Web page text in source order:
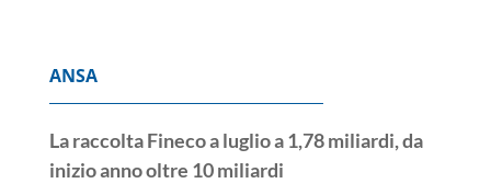
ANSA
La raccolta Fineco a luglio a 1,78 miliardi, da
inizio anno oltre 10 miliardi